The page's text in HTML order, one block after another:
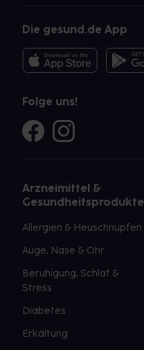
Die gesund.de App
Folge uns!
Arzneimittel &
Gesundheitsprodukte
Allergien & Heuschnupfen
Auge, Nase & Ohr
Beruhigung, Schlaf &
Stress
Diabetes
Erkältung